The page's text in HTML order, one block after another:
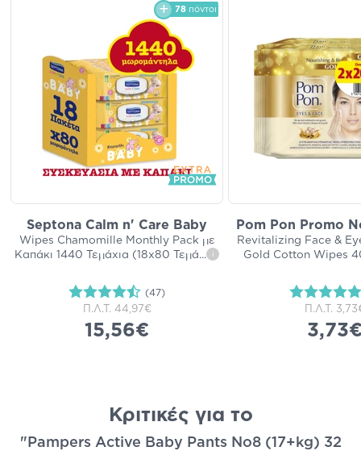
78 πόντοι
Septona Calm n' Care Baby
Wipes Chamomille Monthly Pack με
Καπάκι 1440 Τεμάχια (18x80 Τεμά... i
(47)
Π.Λ.Τ. 44,97€
15,56€
Pom Pon Promo
Revitalizing Face &
Gold Cotton Wipes
Π.Λ.Τ.
Κριτικές για το
"Pampers Active Baby Pants Νο8 (17+kg) 32